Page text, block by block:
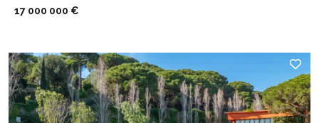
17 000 000 €